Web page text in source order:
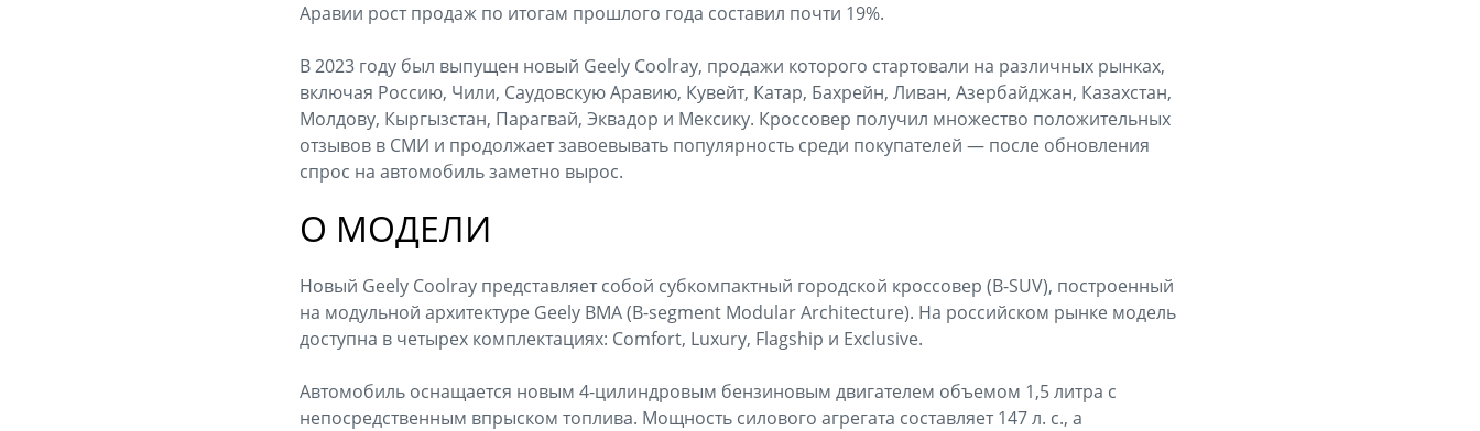
Аравии рост продаж по итогам прошлого года составил почти 19%.
В 2023 году был выпущен новый Geely Coolray, продажи которого стартовали на различных рынках,
включая Россию, Чили, Саудовскую Аравию, Кувейт, Катар, Бахрейн, Ливан, Азербайджан, Казахстан,
Молдову, Кыргызстан, Парагвай, Эквадор и Мексику. Кроссовер получил множество положительных
отзывов в СМИ и продолжает завоевывать популярность среди покупателей — после обновления
спрос на автомобиль заметно вырос.
О МОДЕЛИ
Новый Geely Coolray представляет собой субкомпактный городской кроссовер (B-SUV), построенный
на модульной архитектуре Geely BMA (B-segment Modular Architecture). На российском рынке модель
доступна в четырех комплектациях: Comfort, Luxury, Flagship и Exclusive.
Автомобиль оснащается новым 4-цилиндровым бензиновым двигателем объемом 1,5 литра с
непосредственным впрыском топлива. Мощность силового агрегата составляет 147 л. с., а